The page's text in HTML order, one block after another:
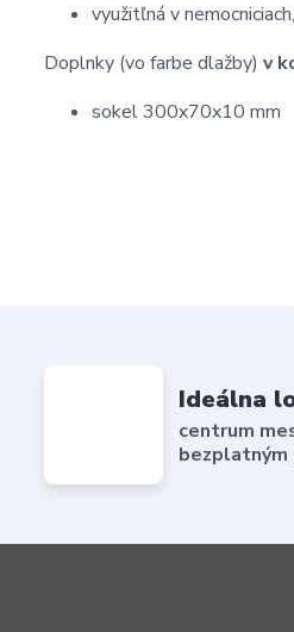
využitľná v
Doplnky (vo farbe dlažby) v
sokel 300x70x10 mm
Ideálna
centrum
bezplatným